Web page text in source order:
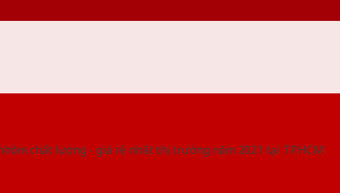
chất lượng - giá rẻ nhất thị trường năm 2021 tại TP.HCM